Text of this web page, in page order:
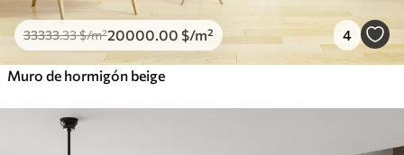
33333.33$/m²20000 .00 $/m² 4
Muro de hormigón beige